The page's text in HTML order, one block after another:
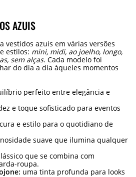
AZUIS
vestidos azuis em várias versões
estilos: mini, midi, ao joelho, longo,
sem alças. Cada modelo foi
do dia a dia àqueles momentos
perfeito entre elegância e
e toque sofisticado para eventos
e estilo para o quotidiano de
suave que ilumina qualquer
que se combina com
roupa.
uma tinta profunda para looks